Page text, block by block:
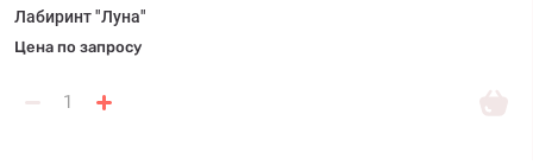
Лабиринт "Луна"
Цена по запросу